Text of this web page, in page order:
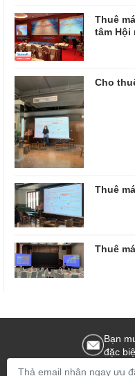
Thuê
tâm Hội
Cho
Thuê
Thuê
Bạn
đặc